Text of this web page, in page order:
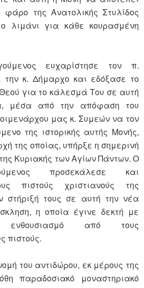
φάρο της Ανατολικής Στυλίδος
λιμάνι για κάθε κουρασμένη
ευχαρίστησε τον π.
την κ. Δήμαρχο και εδόξασε το
για το κάλεσμά Του σε αυτή
μέσα από την απόφαση του
μας κ. Συμεών να τον
της ιστορικής αυτής Μονής,
της οποίας, υπήρξε η σημερινή
Κυριακής των Αγίων Πάντων. Ο
προσεκάλεσε και
πιστούς χριστιανούς της
στήριξή τους σε αυτή την νέα
η οποία έγινε δεκτή με
από τους
πιστούς.
του αντιδώρου, εκ μέρους της
παραδοσιακό μοναστηριακό